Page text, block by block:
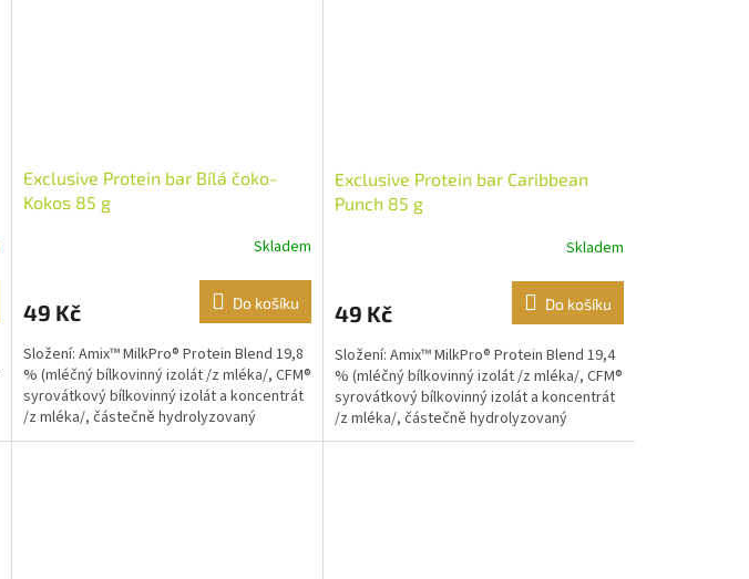
Exclusive Protein bar Bílá čoko-
Kokos 85 g
Skladem
49 Kč Do košíku
Složení: Amix™ MilkPro® Protein Blend 19,8
% (mléčný bílkovinný izolát /z mléka/, CFM®
syrovátkový bílkovinný izolát a koncentrát
/z mléka/, částečně hydrolyzovaný
syrovátkový...
Exclusive Protein bar Caribbean
Punch 85 g
Skladem
49 Kč Do košíku
Složení: Amix™ MilkPro® Protein Blend 19,4
% (mléčný bílkovinný izolát /z mléka/, CFM®
syrovátkový bílkovinný izolát a koncentrát
/z mléka/, částečně hydrolyzovaný
syrovátkový...